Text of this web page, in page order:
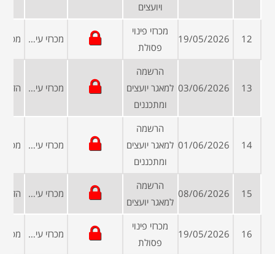
ויועצים
12
19/05/2026
מכרזי פינוי
פסולת
מכרזי עיריות ומועצות
13
03/06/2026
הרשמה
למאגר יועצים
ומתכננים
מכרזי עיריות ומועצות
14
01/06/2026
הרשמה
למאגר יועצים
ומתכננים
מכרזי עיריות ומועצות
15
08/06/2026
הרשמה
למאגר יועצים
מכרזי עיריות ומועצות
16
19/05/2026
מכרזי פינוי
פסולת
מכרזי עיריות ומועצות